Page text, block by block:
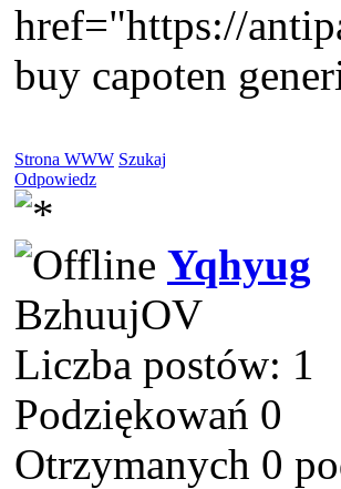
href="https://
buy capoten
Strona WWW Szukaj
Odpowiedz
Yqhyug
BzhuujOV
Liczba postów: 1
Podziękowań 0
Otrzymanych 0